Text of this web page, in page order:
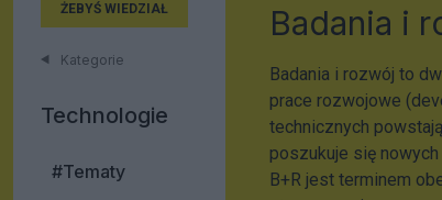
ŻEBYŚ WIEDZIAŁ
Kategorie
Technologie
#Tematy
Badania i
Badania i rozwój to
prace rozwojowe
technicznych
poszukuje się
B+R jest terminem